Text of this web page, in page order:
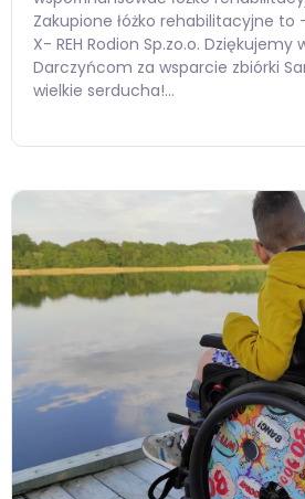
Zakupione łóżko rehabilitacyjne to
X- REH Rodion Sp.zo.o. Dziękujemy
Darczyńcom za wsparcie zbiórki
wielkie serducha!…